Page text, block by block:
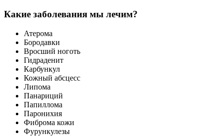
Какие заболевания мы лечим?
Атерома
Бородавки
Вросший ноготь
Гидраденит
Карбункул
Кожный абсцесс
Липома
Панариций
Папиллома
Паронихия
Фиброма кожи
Фурункулезы